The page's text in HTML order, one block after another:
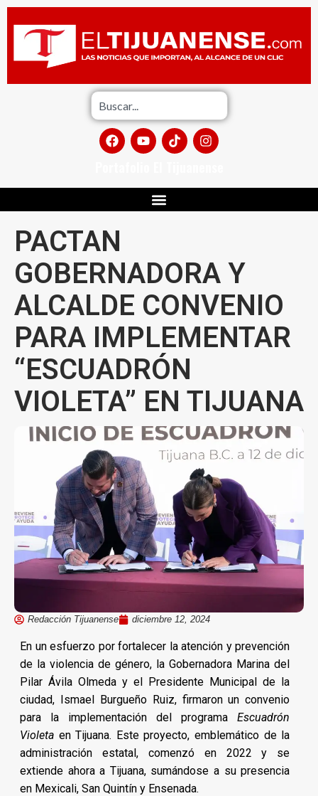
PACTAN
GOBERNADORA Y
ALCALDE CONVENIO
PARA IMPLEMENTAR
“ESCUADRÓN
VIOLETA” EN TIJUANA
Redacción Tijuanense diciembre 12, 2024
En un esfuerzo por fortalecer la atención y prevención
de la violencia de género, la Gobernadora Marina del
Pilar Ávila Olmeda y el Presidente Municipal de la
ciudad, Ismael Burgueño Ruiz, firmaron un convenio
para la implementación del programaEscuadrón
Violeta en Tijuana. Este proyecto, emblemático de la
administración estatal, comenzó en 2022 y se
extiende ahora a Tijuana, sumándose a su presencia
en Mexicali, San Quintín y Ensenada.